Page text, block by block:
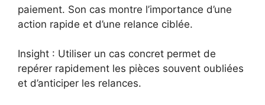
paiement. Son cas montre l’importance d’une
action rapide et d’une relance ciblée.
Insight : Utiliser un cas concret permet de
repérer rapidement les pièces souvent oubliées
et d’anticiper les relances.